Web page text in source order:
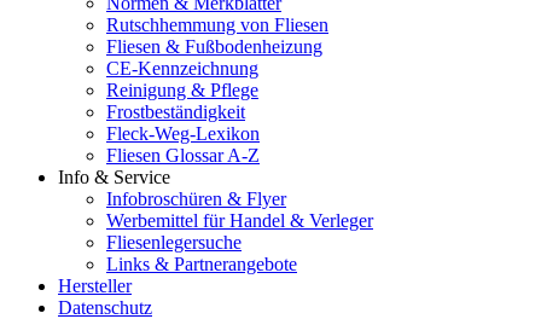
Rutschhemmung von Fliesen
Fliesen & Fußbodenheizung
CE-Kennzeichnung
Reinigung & Pflege
Frostbeständigkeit
Fleck-Weg-Lexikon
Fliesen Glossar A-Z
Info & Service
Infobroschüren & Flyer
Werbemittel für Handel & Verleger
Fliesenlegersuche
Links & Partnerangebote
Hersteller
Datenschutz